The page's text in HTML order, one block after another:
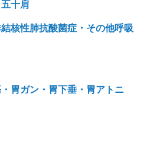
十肩
核性肺抗酸菌症・その他呼吸
胃ガン・胃下垂・胃アトニ